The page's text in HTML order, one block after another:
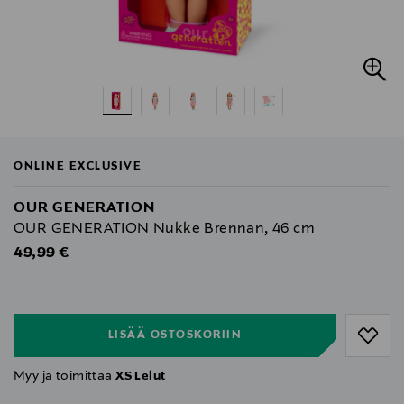
ONLINE EXCLUSIVE
OUR GENERATION
OUR GENERATION Nukke Brennan, 46 cm
Original Price
49,99 €
LISÄÄ OSTOSKORIIN
Myy ja toimittaaXS Lelut